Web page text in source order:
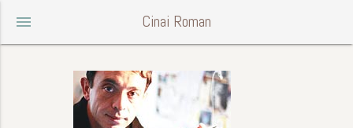
menu Cinai Roman